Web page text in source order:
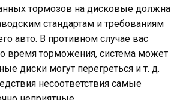
тормозов на дисковые должна
стандартам и требованиям
авто. В противном случае вас
время торможения, система может
диски могут перегреться и т. д.
несоответствия самые